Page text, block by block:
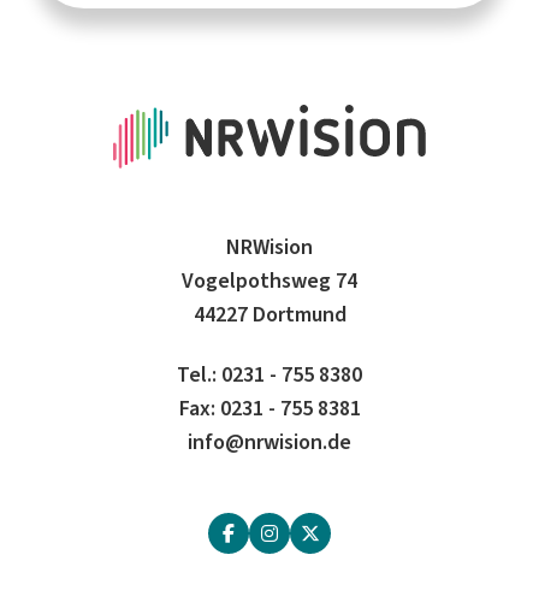
NRWision
Vogelpothsweg 74
44227 Dortmund
Tel.: 0231 - 755 8380
Fax: 0231 - 755 8381
info@nrwision.de